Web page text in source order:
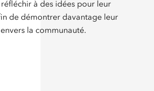
à des idées pour leur
de démontrer davantage leur
la communauté.